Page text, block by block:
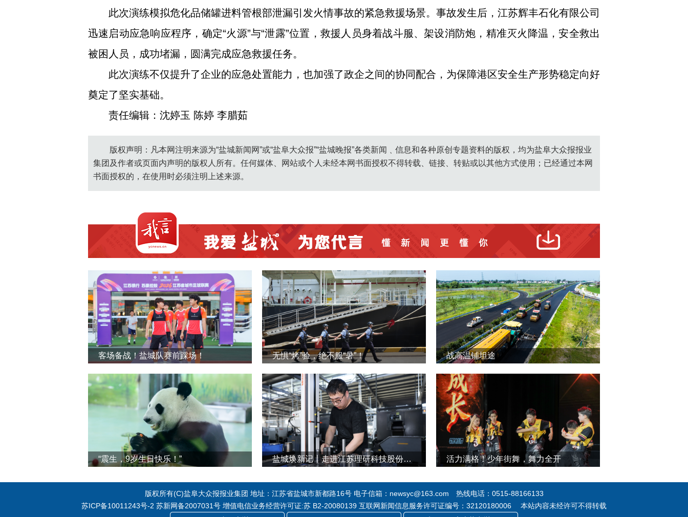
此次演练模拟危化品储罐进料管根部泄漏引发火情事故的紧急救援场景。事故发生后，江苏辉丰石化有限公司
迅速启动应急响应程序，确定“火源”与“泄露”位置，救援人员身着战斗服、架设消防炮，精准灭火降温，安全救出
被困人员，成功堵漏，圆满完成应急救援任务。
此次演练不仅提升了企业的应急处置能力，也加强了政企之间的协同配合，为保障港区安全生产形势稳定向好
奠定了坚实基础。
责任编辑：沈婷玉 陈婷 李腊茹
版权声明：凡本网注明来源为“盐城新闻网”或“盐阜大众报”“盐城晚报”各类新闻﹑信息和各种原创专题资料的版权，均为盐阜大众报报业
集团及作者或页面内声明的版权人所有。任何媒体、网站或个人未经本网书面授权不得转载、链接、转贴或以其他方式使用；已经通过本网
书面授权的，在使用时必须注明上述来源。
客场备战！盐城队赛前踩场！ 无惧“烤”验，绝不服“暑”！ 战高温铺坦途
“震生，9岁生日快乐！” 盐城焕新记丨走进江苏理研科技股份有限公司 活力满格！少年街舞，舞力全开
版权所有(C)盐阜大众报报业集团 地址：江苏省盐城市新都路16号 电子信箱：newsyc@163.com 热线电话：0515-88166133
苏ICP备10011243号-2 苏新网备2007031号 增值电信业务经营许可证:苏 B2-20080139 互联网新闻信息服务许可证编号：32120180006 本站内容未经许可不得转载